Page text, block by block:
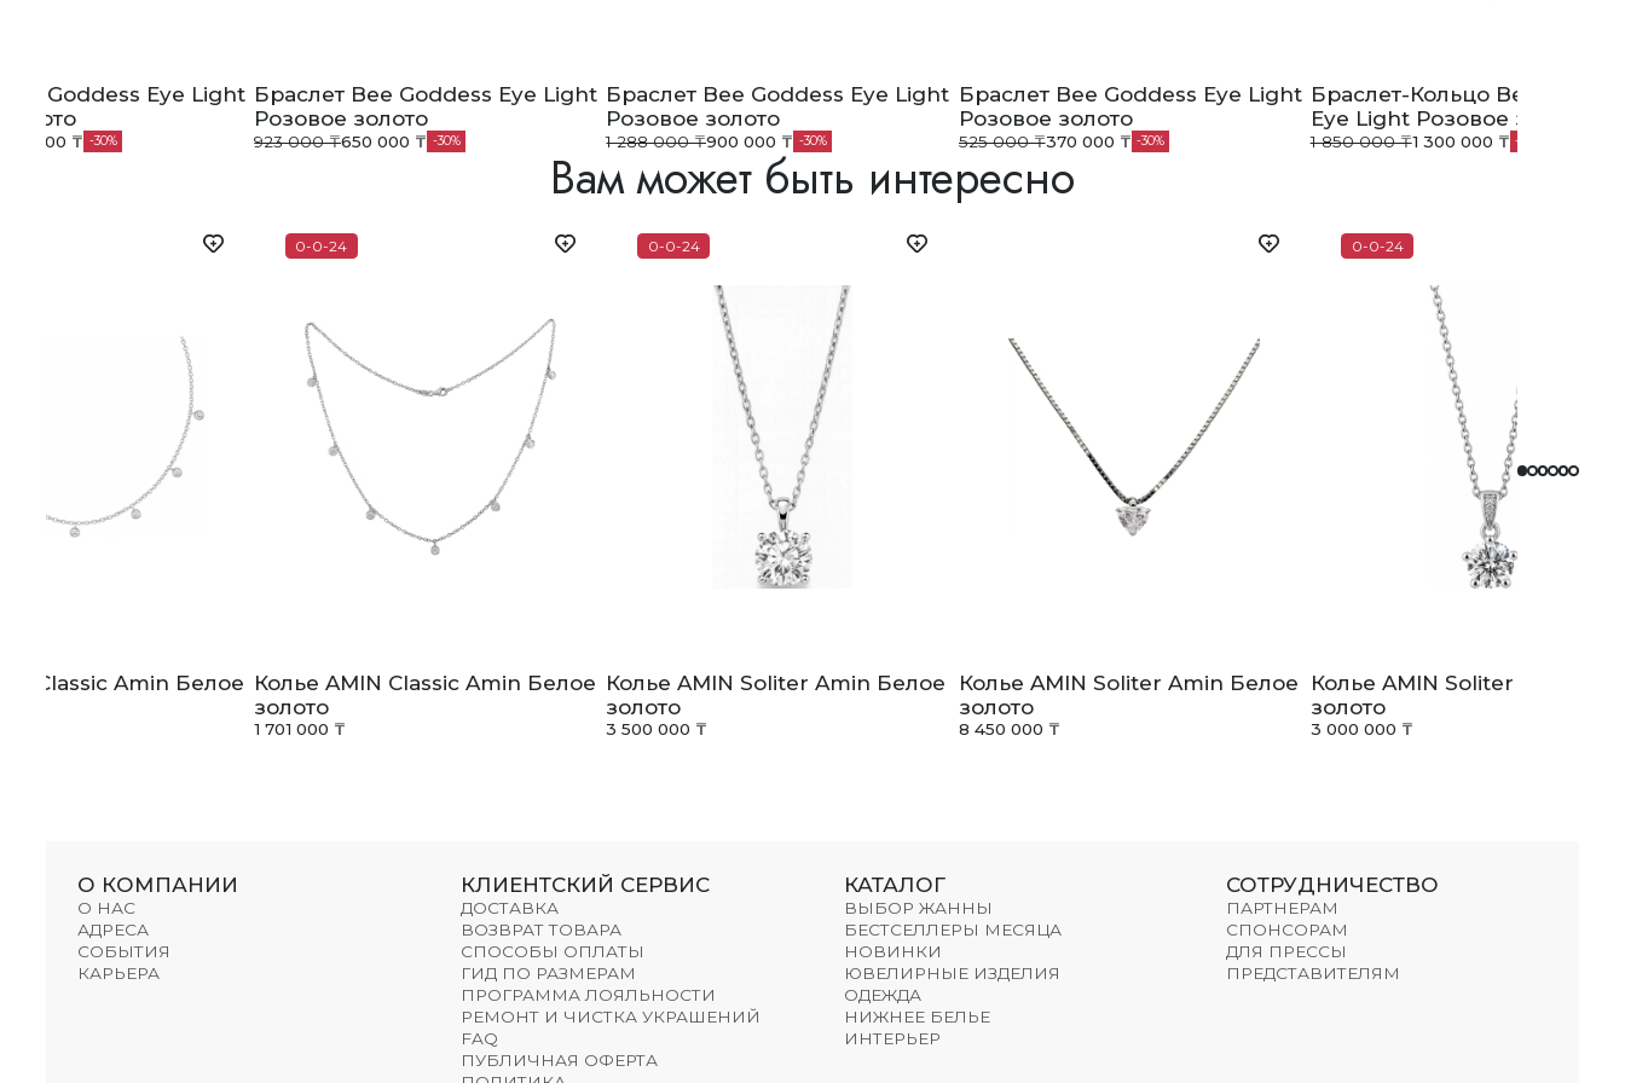
Goddess Eye Light
000 ₸ 30
Браслет Bee Goddess Eye Light
Розовое золото
923 000 ₸650 000 ₸ 30
Браслет Bee Goddess Eye Light
Розовое золото
1 288 000 ₸900 000 ₸ 30
Браслет Bee Goddess Eye Light
Розовое золото
525 000 ₸370 000 ₸ 30
Браслет-Кольцо Bee
Eye Light Розовое золото
1 850 000 ₸1 300 000 ₸
Вам может быть интересно
Classic Amin Белое
0-0-24
Колье AMIN Classic Amin Белое
золото
1 701 000 ₸
0-0-24
Колье AMIN Soliter Amin Белое
золото
3 500 000 ₸
Колье AMIN Soliter Amin Белое
золото
8 450 000 ₸
0-0-24
Колье AMIN Soliter Amin
золото
3 000 000 ₸
О КОМПАНИИ
О НАС
АДРЕСА
СОБЫТИЯ
КАРЬЕРА
КЛИЕНТСКИЙ СЕРВИС
ДОСТАВКА
ВОЗВРАТ ТОВАРА
СПОСОБЫ ОПЛАТЫ
ГИД ПО РАЗМЕРАМ
ПРОГРАММА ЛОЯЛЬНОСТИ
РЕМОНТ И ЧИСТКА УКРАШЕНИЙ
FAQ
ПУБЛИЧНАЯ ОФЕРТА
КАТАЛОГ
ВЫБОР ЖАННЫ
БЕСТСЕЛЛЕРЫ МЕСЯЦА
НОВИНКИ
ЮВЕЛИРНЫЕ ИЗДЕЛИЯ
ОДЕЖДА
НИЖНЕЕ БЕЛЬЕ
ИНТЕРЬЕР
СОТРУДНИЧЕСТВО
ПАРТНЕРАМ
СПОНСОРАМ
ДЛЯ ПРЕССЫ
ПРЕДСТАВИТЕЛЯМ